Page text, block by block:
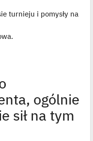
turnieju i pomysły na
ogólnie
sił na tym